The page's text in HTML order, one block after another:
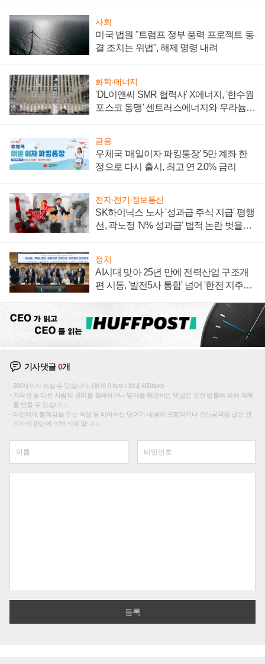
사회
미국 법원 "트럼프 정부 풍력 프로젝트 동
결 조치는 위법", 해제 명령 내려
화학·에너지
'DL이앤씨 SMR 협력사' X에너지, '한수원
포스코 동맹' 센트러스에너지와 우라늄
금융
우체국 '매일이자 파킹통장' 5만 계좌 한
정으로 다시 출시, 최고 연 2.0% 금리
전자·전기·정보통신
SK하이닉스 노사 '성과급 주식 지급' 평행
선, 곽노정 'N% 성과급' 법적 논란 벗을지
정치
AI시대 맞아 25년 만에 전력산업 구조개
편 시동, '발전5사 통합' 넘어 '한전 지주사'
기사댓글0개
200자까지 쓰실 수 있습니다. (현재 0 byte / 최대 400byte)
저작권 등 다른 사람의 권리를 침해하거나 명예를 훼손하는 댓글은 관련 법률에 의해 제재
를 받을 수 있습니다.
타인에게 불쾌감을 주는 욕설 등 비하하는 단어가 내용에 포함되거나 인신공격성 글은 관
리자의 판단에 의해 삭제 합니다.